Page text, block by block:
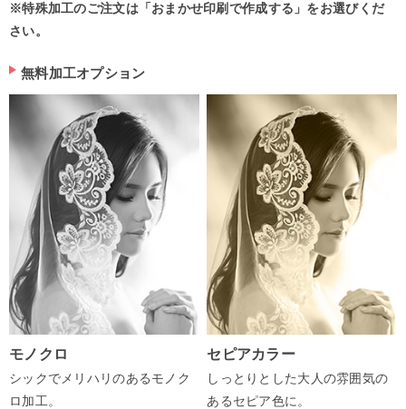
※特殊加工のご注文は「おまかせ印刷で作成する」をお選びくだ
さい。
無料加工オプション
モノクロ
シックでメリハリのあるモノク
ロ加工。
セピアカラー
しっとりとした大人の雰囲気の
あるセピア色に。